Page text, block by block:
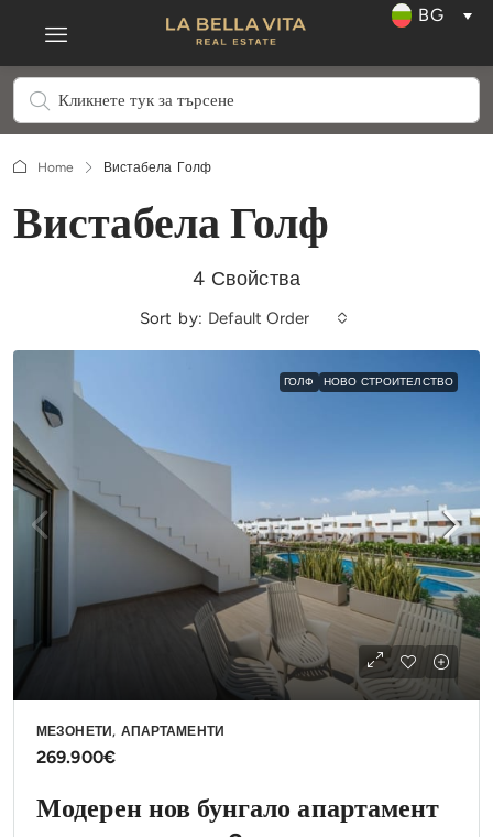
BG
Home Вистабела Голф
Вистабела Голф
4 Свойства
Sort by: Default Order
ГОЛФ НОВО СТРОИТЕЛСТВО
МЕЗОНЕТИ, АПАРТАМЕНТИ
269.900€
Модерен нов бунгало апартамент